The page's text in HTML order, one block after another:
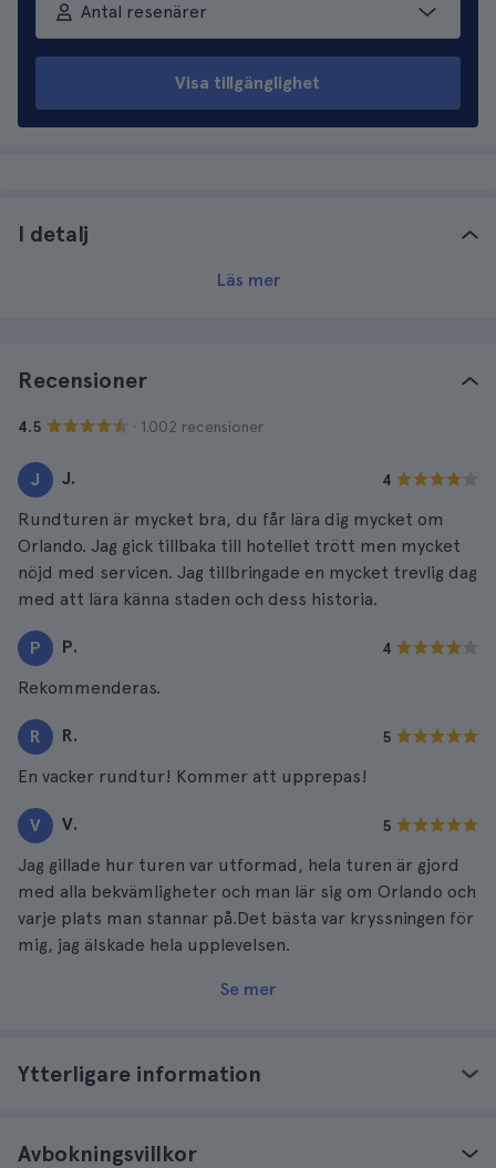
Antal resenärer
Visa tillgänglighet
I detalj
Läs mer
Recensioner
4.5 · 1.002 recensioner
J J. 4
Rundturen är mycket bra, du får lära dig mycket om
Orlando. Jag gick tillbaka till hotellet trött men mycket
nöjd med servicen. Jag tillbringade en mycket trevlig dag
med att lära känna staden och dess historia.
P P. 4
Rekommenderas.
R R. 5
En vacker rundtur! Kommer att upprepas!
V V. 5
Jag gillade hur turen var utformad, hela turen är gjord
med alla bekvämligheter och man lär sig om Orlando och
varje plats man stannar på.Det bästa var kryssningen för
mig, jag älskade hela upplevelsen.
Se mer
Ytterligare information
Avbokningsvillkor